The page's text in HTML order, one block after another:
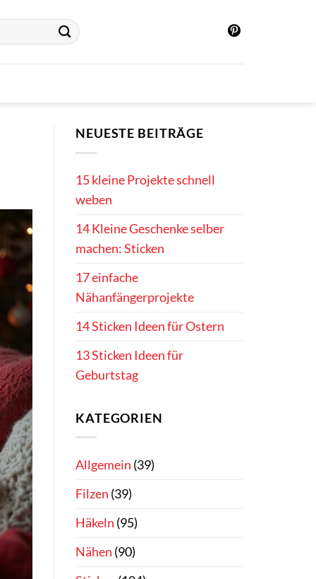
NEUESTE BEITRÄGE
15 kleine Projekte schnell
weben
14 Kleine Geschenke selber
machen: Sticken
17 einfache
Nähanfängerprojekte
14 Sticken Ideen für Ostern
13 Sticken Ideen für
Geburtstag
KATEGORIEN
Allgemein (39)
Filzen (39)
Häkeln (95)
Nähen (90)